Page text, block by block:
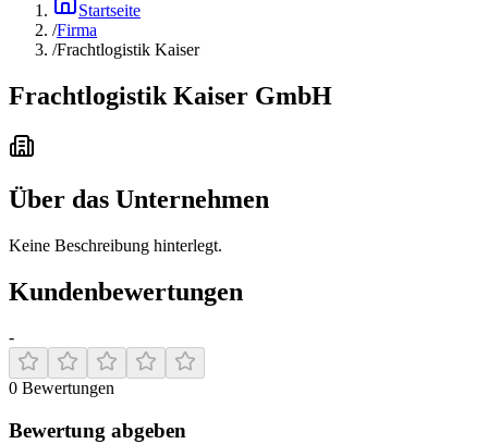
Startseite
/Firma
/Frachtlogistik Kaiser
Frachtlogistik Kaiser GmbH
Über das Unternehmen
Keine Beschreibung hinterlegt.
Kundenbewertungen
-
0 Bewertungen
Bewertung abgeben